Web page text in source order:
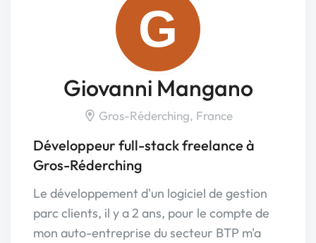
G
Giovanni Mangano
Gros-Réderching, France
Développeur full-stack freelance à
Gros-Réderching
Le développement d'un logiciel de gestion
parc clients, il y a 2 ans, pour le compte de
mon auto-entreprise du secteur BTP m'a